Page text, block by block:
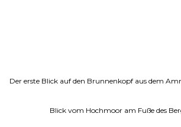
Der erste Blick auf den Brunnenkopf aus dem
Blick vom Hochmoor am Fuße des